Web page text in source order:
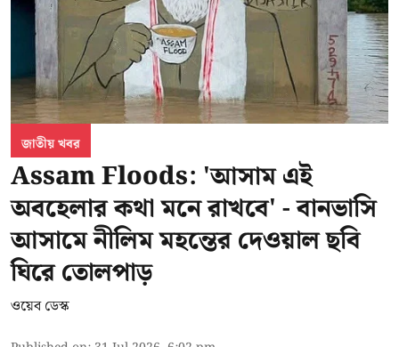
জাতীয় খবর
Assam Floods: 'আসাম এই
অবহেলার কথা মনে রাখবে' - বানভাসি
আসামে নীলিম মহন্তের দেওয়াল ছবি
ঘিরে তোলপাড়
ওয়েব ডেস্ক